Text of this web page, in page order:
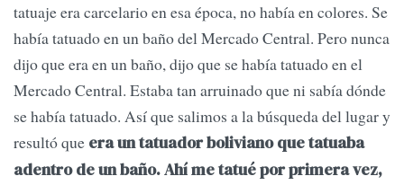
tatuaje era carcelario en esa época, no había en colores. Se
había tatuado en un baño del Mercado Central. Pero nunca
dijo que era en un baño, dijo que se había tatuado en el
Mercado Central. Estaba tan arruinado que ni sabía dónde
se había tatuado. Así que salimos a la búsqueda del lugar y
resultó que era un tatuador boliviano que tatuaba
adentro de un baño. Ahí me tatué por primera vez,